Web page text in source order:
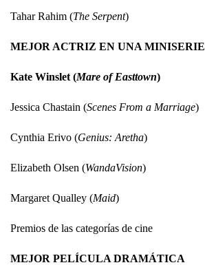
Tahar Rahim (The Serpent)
MEJOR ACTRIZ EN UNA MINISERIE
Kate Winslet (Mare of Easttown)
Jessica Chastain (Scenes From a Marriage)
Cynthia Erivo (Genius: Aretha)
Elizabeth Olsen (WandaVision)
Margaret Qualley (Maid)
Premios de las categorías de cine
MEJOR PELÍCULA DRAMÁTICA